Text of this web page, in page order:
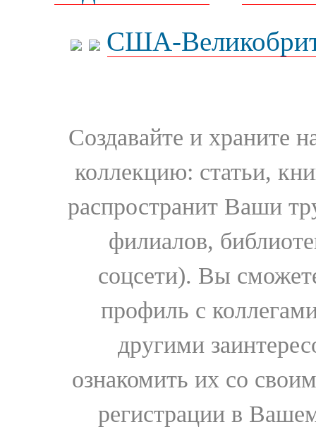
США-
Создавайте и храните
коллекцию: статьи,
распространит Ваши
филиалов,
соцсети). Вы
профиль с
другими
ознакомить их со
регистрации в